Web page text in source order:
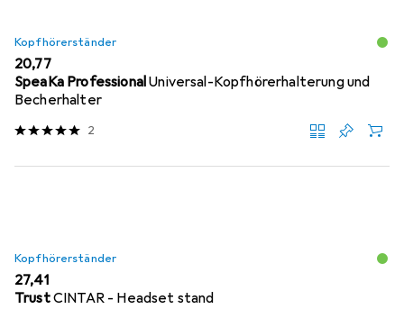
Kopfhörerständer
EUR
20,77
SpeaKa ProfessionalUniversal-Kopfhörerhalterung und
Becherhalter
2
Kopfhörerständer
EUR
27,41
TrustCINTAR - Headset stand